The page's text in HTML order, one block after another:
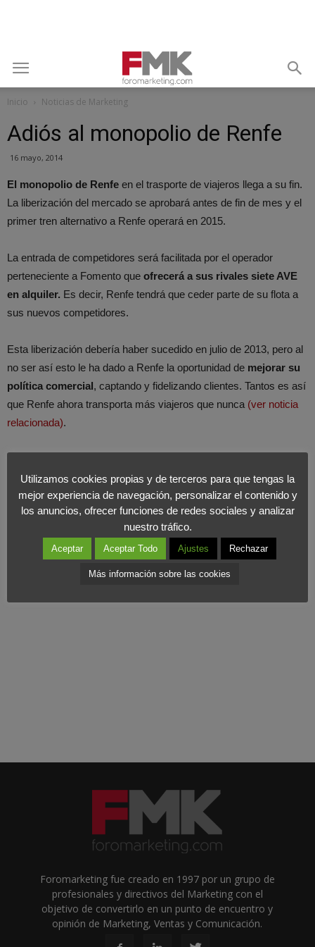
Inicio Noticias de Marketing
Adiós al monopolio de Renfe
16 mayo, 2014
El monopolio de Renfe en el trasporte de viajeros llega a su fin.
La liberización del mercado se aprobará antes de fin de mes y el
primer tren alternativo a Renfe operará en 2015.
La entrada de competidores será facilitada por el operador
perteneciente a Fomento que ofrecerá a sus rivales siete AVE
en alquiler. Es decir, Renfe tendrá que ceder parte de su flota a
sus nuevos competidores.
Esta liberización debería haber sucedido en julio de 2013, pero al
no ser así esto le ha dado a Renfe la oportunidad de mejorar su
política comercial, captando y fidelizando clientes. Tantos es así
que Renfe ahora transporta más viajeros que nunca (ver noticia
relacionada).
monopolio es muy positiva. La competencia es un factor clave
para una economía saneada y para llegar al bienestar económico
y social.
Foromarketing fue creado en 1997 por un grupo de
profesionales y directivos del Marketing con el
objetivo de convertirlo en un punto de encuentro y
opinión de Marketing, Ventas y Comunicación.
Utilizamos cookies propias y de terceros para que tengas la
mejor experiencia de navegación, personalizar el contenido y
los anuncios, ofrecer funciones de redes sociales y analizar
nuestro tráfico.
Aceptar Aceptar Todo Ajustes Rechazar
Más información sobre las cookies